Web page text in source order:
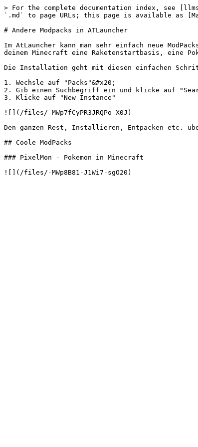
> For the complete documentation index, see
`.md` to page URLs; this page is available as
# Andere Modpacks in ATLauncher
Im AtLauncher kann man sehr einfach neue
deinem Minecraft eine Raketenstartbasis, eine
Die Installation geht mit diesen einfachen
1. Wechsle auf "Packs"&#x20;
2. Gib einen Suchbegriff ein und klicke auf
3. Klicke auf "New Instance"
![](/files/-MWp7fCyPR3JRQPo-X0J)
Den ganzen Rest, Installieren, Entpacken etc.
## Coole ModPacks
### PixelMon - Pokemon in Minecraft